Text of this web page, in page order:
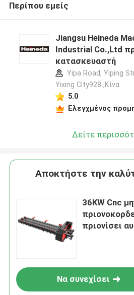
Περίπου εμείς
Jiangsu Heineda
Industrial Co.,Ltd
κατασκευαστή
Yipa Road, Yiping
Yixing City928 ,Κίνα
5.0
Ελεγχμένος
Δείτε
Αποκτήστε την
36KW Cnc
πριονίσει
Να συνεχίσει